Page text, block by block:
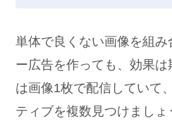
単体で良くない画像を組み
ー広告を作っても、効果
は画像1枚で配信していて
ティブを複数見つけましょ